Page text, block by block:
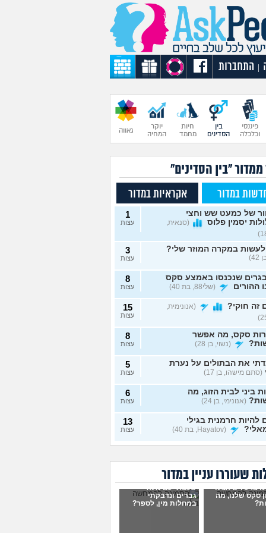
התחברות
פיננסי
וכלכלה
בין
הסדינים
חיות
מחמד
יוקר
המחיה
גאווה
ממדור "בין הסדינים"
במדור אקראיות במדור
של כמעט שש וחצי
יסמין פלוס
(סנאית,
1
עצות
במקרה המוזר שלי? 3
עצות
שנכנסו באמצע סקס
ההורים
(שלי88, בת 40)
8
עצות
זה חוקי?
(אנונימית,
15
עצות
סקס, מה אפשר
(נשוי, בן 28)
8
עצות
את הבתולים על נערת
(סתם מישהו, בן 17)
5
עצות
ביני לבית הזוג, מה
(אנונימי, בן 24)
6
עצות
להיות חרמנית בגילי
(Hayatov, בת 40)
13
עצות
18)
יחד עם הבן זוג, והוא
עליי ולא חושק בי,
(כינוי, בת 26)
9
עצות
שעוררו עניין במדור
ברע ויש אצלו
סקס שלנו, מה
שכבתי עם מלא
גברים ונדבקתי
במחלות מין, לספר?